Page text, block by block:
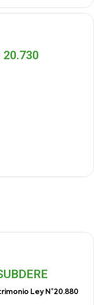
Ley N°20.880